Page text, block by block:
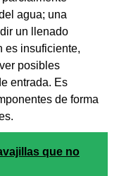
agua; una
un llenado
es insuficiente,
posibles
entrada. Es
de forma
que no